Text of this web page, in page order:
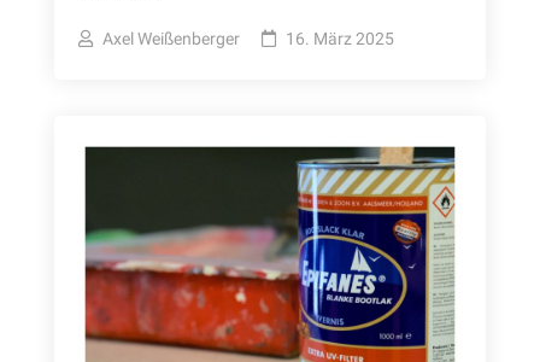
Axel Weißenberger 16. März 2025